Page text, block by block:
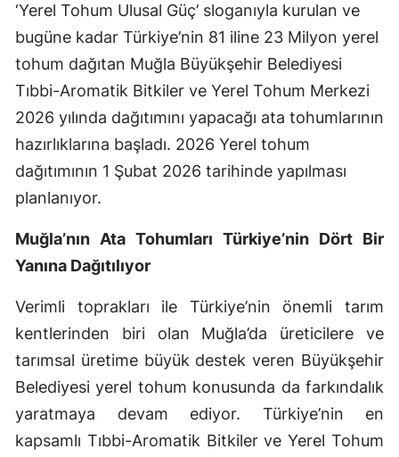
‘Yerel Tohum Ulusal Güç’ sloganıyla kurulan ve
bugüne kadar Türkiye’nin 81 iline 23 Milyon yerel
tohum dağıtan Muğla Büyükşehir Belediyesi
Tıbbi-Aromatik Bitkiler ve Yerel Tohum Merkezi
2026 yılında dağıtımını yapacağı ata tohumlarının
hazırlıklarına başladı. 2026 Yerel tohum
dağıtımının 1 Şubat 2026 tarihinde yapılması
planlanıyor.
Muğla’nın Ata Tohumları Türkiye’nin Dört Bir
Yanına Dağıtılıyor
Verimli toprakları ile Türkiye’nin önemli tarım
kentlerinden biri olan Muğla’da üreticilere ve
tarımsal üretime büyük destek veren Büyükşehir
Belediyesi yerel tohum konusunda da farkındalık
yaratmaya devam ediyor. Türkiye’nin en
kapsamlı Tıbbi-Aromatik Bitkiler ve Yerel Tohum